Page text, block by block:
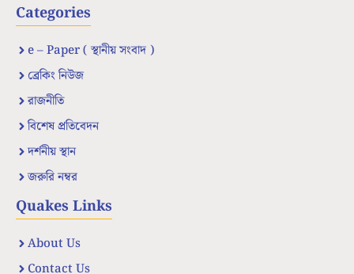
Categories
e – Paper ( স্থানীয় সংবাদ )
ব্রেকিং নিউজ
রাজনীতি
বিশেষ প্রতিবেদন
দর্শনীয় স্থান
জরুরি নম্বর
Quakes Links
About Us
Contact Us